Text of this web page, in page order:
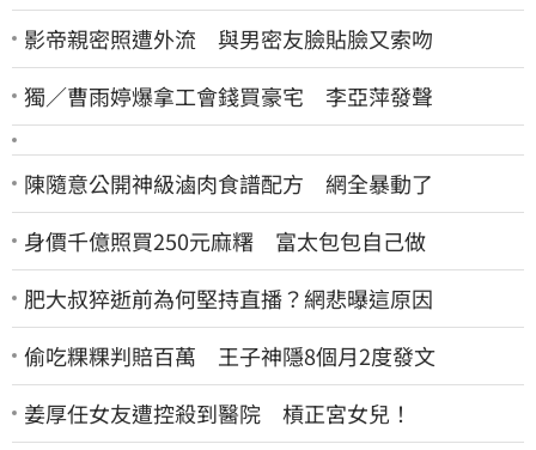
影帝親密照遭外流 與男密友臉貼臉又索吻
獨／曹雨婷爆拿工會錢買豪宅 李亞萍發聲
陳隨意公開神級滷肉食譜配方 網全暴動了
身價千億照買250元麻糬 富太包包自己做
肥大叔猝逝前為何堅持直播？網悲曝這原因
偷吃粿粿判賠百萬 王子神隱8個月2度發文
姜厚任女友遭控殺到醫院 槓正宮女兒！